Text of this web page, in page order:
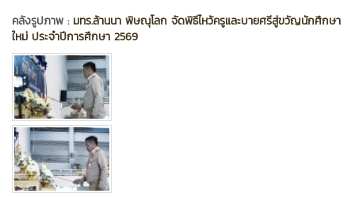
คลังรูปภาพ : มทร.ล้านนา พิษณุโลก จัดพิธีไหว้ครูและบายศรีสู่ขวัญนักศึกษา
ใหม่ ประจำปีการศึกษา 2569